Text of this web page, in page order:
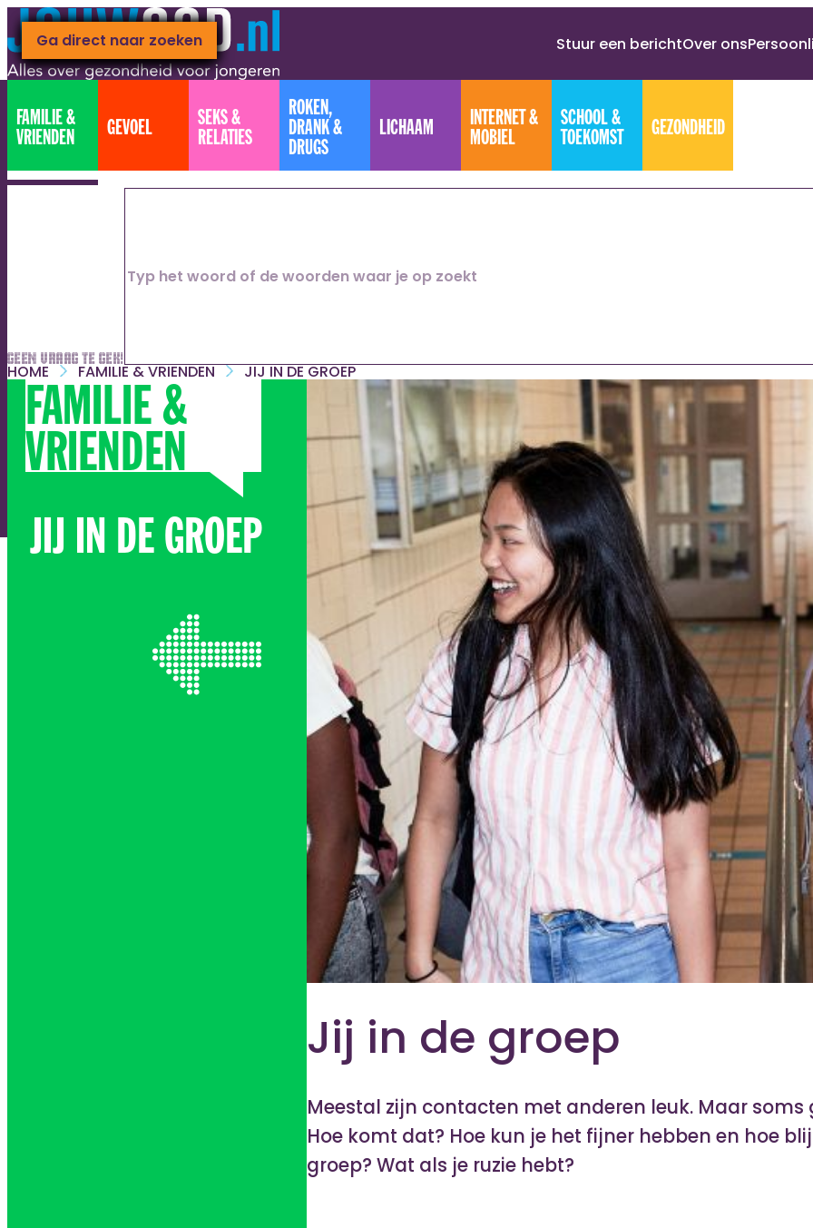
Ga naar hoofdinhoud
Ga direct naar footer
Ga direct naar zoeken Stuur een berichtOver ons
FAMILIE &
VRIENDEN
GEVOEL
SEKS &
RELATIES
ROKEN,
DRANK &
DRUGS
LICHAAM
INTERNET &
MOBIEL
SCHOOL &
TOEKOMST
GEZONDHEID
Geen vraag te gek!
HOME FAMILIE & VRIENDEN JIJ IN DE GROEP
FAMILIE &
VRIENDEN
JIJ IN DE GROEP
Jij in de groep
Meestal zijn contacten met anderen leuk. Maar soms
Hoe komt dat? Hoe kun je het fijner hebben en hoe
groep? Wat als je ruzie hebt?